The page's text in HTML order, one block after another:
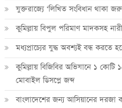
যুক্তরাজ্যে ‘লিখিত সংবিধান থাকা
কুমিল্লায় বিপুল পরিমাণ মাদকসহ নারী
মধ্যপ্রাচ্যের যুদ্ধ অবশ্যই বন্ধ করতে
কুমিল্লায় বিজিবির অভিযানে ১
মোবাইল ডিসপ্লে জব্দ
বাংলাদেশের জন্য আসিয়ানের দরজা